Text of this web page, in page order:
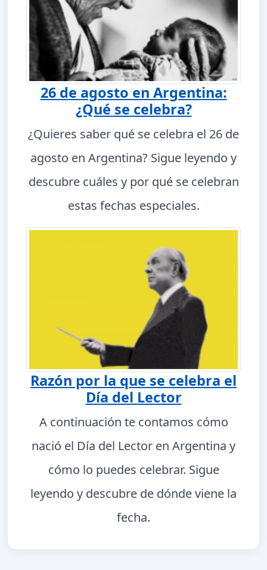
26 de agosto en Argentina:
¿Qué se celebra?
¿Quieres saber qué se celebra el 26 de
agosto en Argentina? Sigue leyendo y
descubre cuáles y por qué se celebran
estas fechas especiales.
Razón por la que se celebra el
Día del Lector
A continuación te contamos cómo
nació el Día del Lector en Argentina y
cómo lo puedes celebrar. Sigue
leyendo y descubre de dónde viene la
fecha.